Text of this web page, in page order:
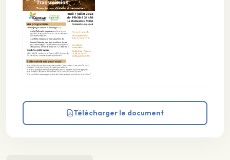
Télécharger le document